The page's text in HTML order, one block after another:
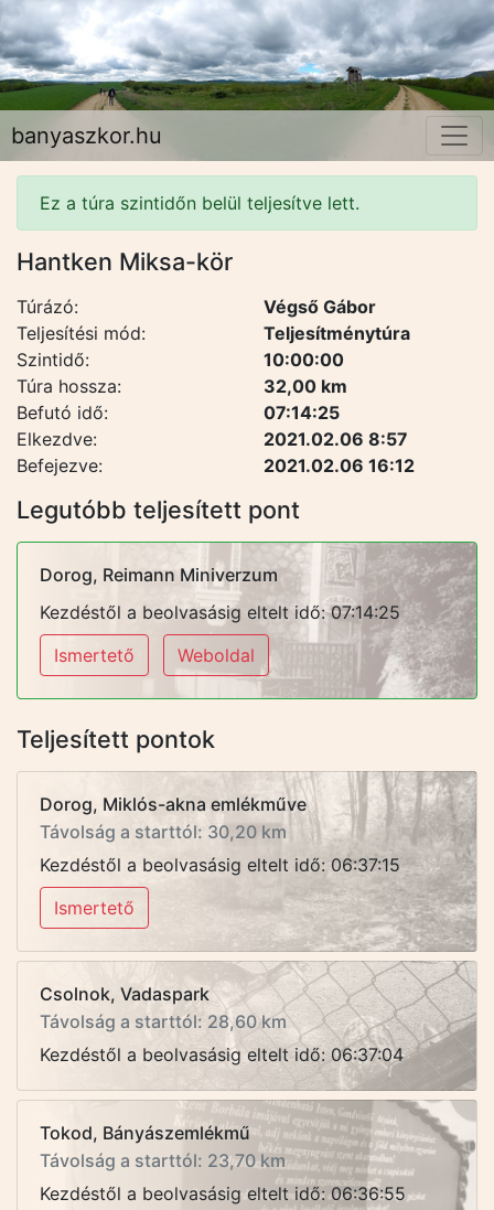
banyaszkor.hu
Ez a túra szintidőn belül teljesítve lett.
Legutóbb teljesített pont
Dorog, Reimann Miniverzum
Kezdéstől a beolvasásig eltelt idő: 07:14:25
Ismertető
Weboldal
Teljesített pontok
Dorog, Miklós-akna emlékműve
Távolság a starttól: 30,20 km
Kezdéstől a beolvasásig eltelt idő: 06:37:15
Ismertető
Csolnok, Vadaspark
Távolság a starttól: 28,60 km
Kezdéstől a beolvasásig eltelt idő: 06:37:04
Tokod, Bányászemlékmű
Távolság a starttól: 23,70 km
Kezdéstől a beolvasásig eltelt idő: 06:36:55
Hantken Miksa-kör
Túrázó:
Végső Gábor
Teljesítési mód:
Teljesítménytúra
Szintidő:
10:00:00
Túra hossza:
32,00 km
Befutó idő:
07:14:25
Elkezdve:
2021.02.06 8:57
Befejezve:
2021.02.06 16:12